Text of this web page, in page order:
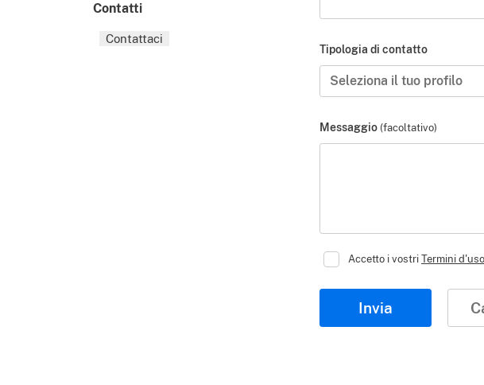
Contatti
Contattaci
Tipologia di contatto
Seleziona il tuo profilo
Messaggio (facoltativo)
Accetto i vostriTermini d'uso
Invia